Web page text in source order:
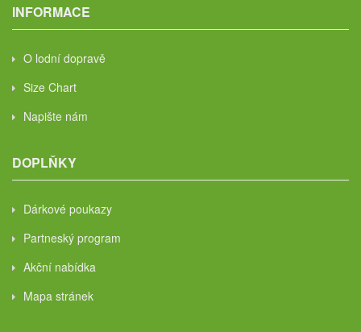
INFORMACE
O lodní dopravě
Size Chart
Napište nám
DOPLŇKY
Dárkové poukazy
Partneský program
Akční nabídka
Mapa stránek